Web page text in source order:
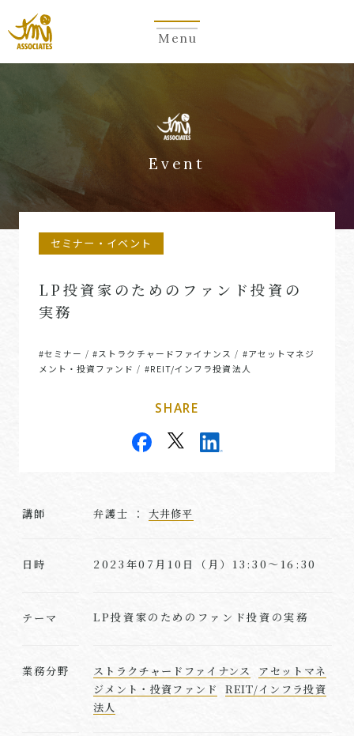
Menu
Event
セミナー・イベント
LP投資家のためのファンド投資の
実務
#セミナー /#ストラクチャードファイナンス / #アセットマネジ
メント・投資ファンド / #REIT/インフラ投資法人
SHARE
講師 弁護士 ： 大井修平
日時 2023年07月10日（月）13:30～16:30
テーマ LP投資家のためのファンド投資の実務
業務分野 ストラクチャードファイナンス
アセットマネ
ジメント・投資ファンド
REIT/インフラ投資
法人